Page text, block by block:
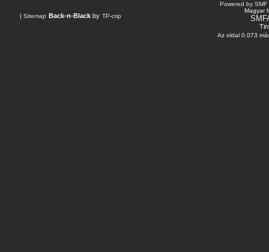
| Sitemap Back-n-Black by TP-crip
Powered by SMF
Magyar
Az oldal 0.073